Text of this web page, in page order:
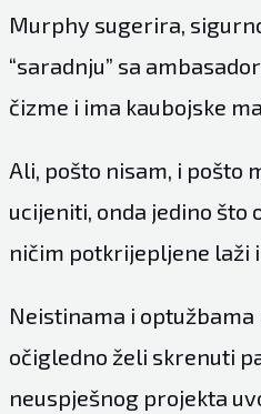
Murphy sugerira,
“saradnju” sa
čizme i ima kaubojske
Ali, pošto nisam, i pošto
ucijeniti, onda jedino što
ničim potkrijepljene laži
Neistinama i
očigledno želi skrenuti
neuspješnog projekta